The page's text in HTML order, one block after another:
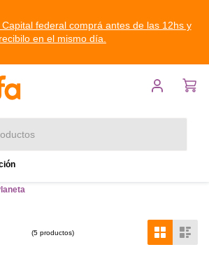
Capital federal comprá antes de las 12hs y
recibilo en el mismo día.
5 productos